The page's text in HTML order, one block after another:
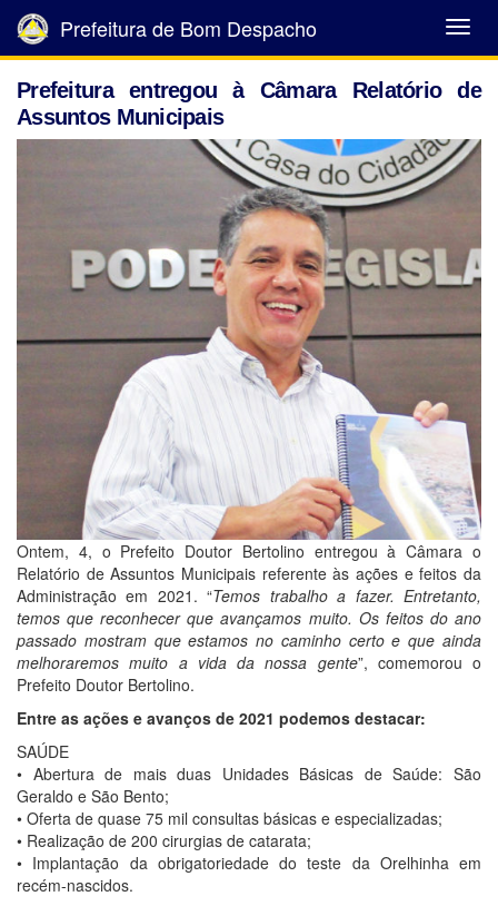
Abrir
Menu
Prefeitura de Bom Despacho
Prefeitura entregou à Câmara Relatório de
Assuntos Municipais
Ontem, 4, o Prefeito Doutor Bertolino entregou à Câmara o
Relatório de Assuntos Municipais referente às ações e feitos da
Administração em 2021. “Temos trabalho a fazer. Entretanto,
temos que reconhecer que avançamos muito. Os feitos do ano
passado mostram que estamos no caminho certo e que ainda
melhoraremos muito a vida da nossa gente”, comemorou o
Prefeito Doutor Bertolino.
Entre as ações e avanços de 2021 podemos destacar:
SAÚDE
• Abertura de mais duas Unidades Básicas de Saúde: São
Geraldo e São Bento;
• Oferta de quase 75 mil consultas básicas e especializadas;
• Realização de 200 cirurgias de catarata;
• Implantação da obrigatoriedade do teste da Orelhinha em
recém-nascidos.